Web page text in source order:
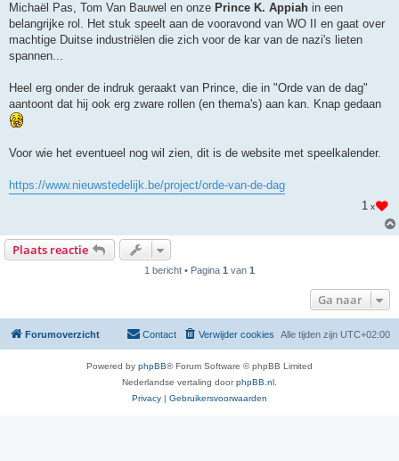
c
h
Michaël Pas, Tom Van Bauwel en onze Prince K. Appiah in een
belangrijke rol. Het stuk speelt aan de vooravond van WO II en gaat over
machtige Duitse industriëlen die zich voor de kar van de nazi's lieten
spannen...
Heel erg onder de indruk geraakt van Prince, die in "Orde van de dag"
aantoont dat hij ook erg zware rollen (en thema's) aan kan. Knap gedaan
Voor wie het eventueel nog wil zien, dit is de website met speelkalender.
https://www.nieuwstedelijk.be/project/orde-van-de-dag
1 x
Plaats reactie
1 bericht • Pagina 1 van 1
Ga naar
Forumoverzicht Alle tijden zijn UTC+02:00
Verwijder cookies
Contact
Powered by phpBB® Forum Software © phpBB Limited
Nederlandse vertaling doorphpBB.nl
Privacy | Gebruikersvoorwaarden